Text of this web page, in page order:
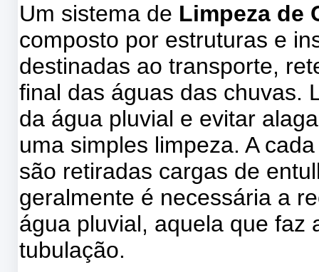
Um sistema de Limpeza de
composto por estruturas e
destinadas ao transporte,
final das águas das chuvas.
da água pluvial e evitar
uma simples limpeza. A
são retiradas cargas de
geralmente é necessária a
água pluvial, aquela que faz
tubulação.